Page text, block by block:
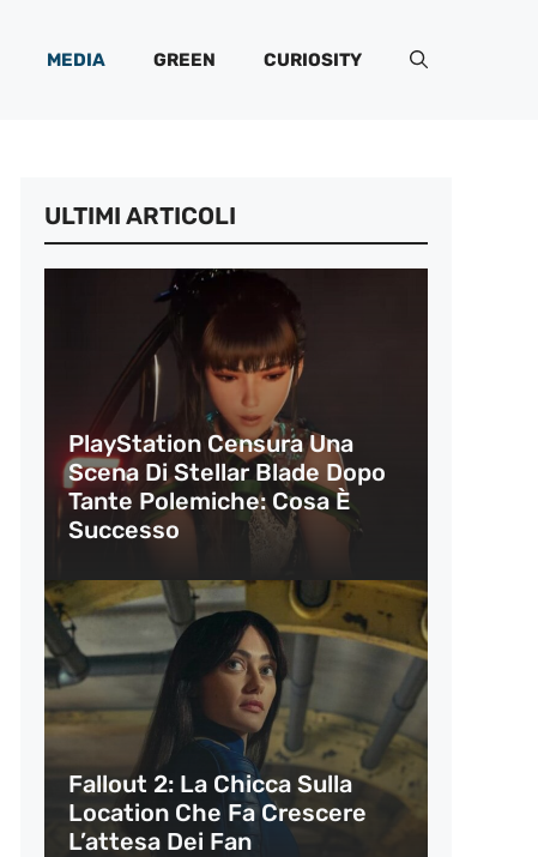
MEDIA GREEN CURIOSITY
ULTIMI ARTICOLI
PlayStation Censura Una
Scena Di Stellar Blade Dopo
Tante Polemiche: Cosa È
Successo
Fallout 2: La Chicca Sulla
Location Che Fa Crescere
L’attesa Dei Fan